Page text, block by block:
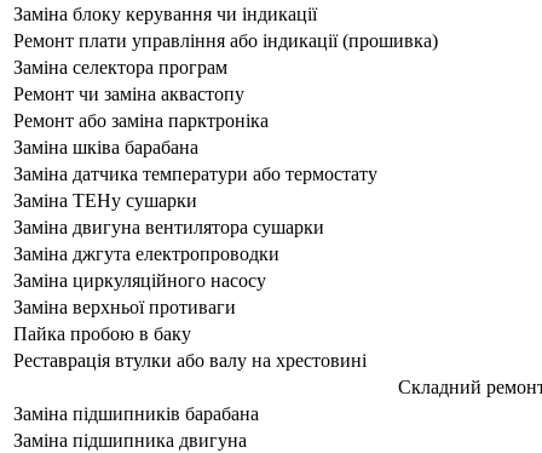
Заміна блоку керування чи індикації
Ремонт плати управління або індикації (прошивка)
Заміна селектора програм
Ремонт чи заміна аквастопу
Ремонт або заміна парктроніка
Заміна шківа барабана
Заміна датчика температури або термостату
Заміна ТЕНу сушарки
Заміна двигуна вентилятора сушарки
Заміна джгута електропроводки
Заміна циркуляційного насосу
Заміна верхньої противаги
Пайка пробою в баку
Реставрація втулки або валу на хрестовині
Складний
Заміна підшипників барабана
Заміна підшипника двигуна